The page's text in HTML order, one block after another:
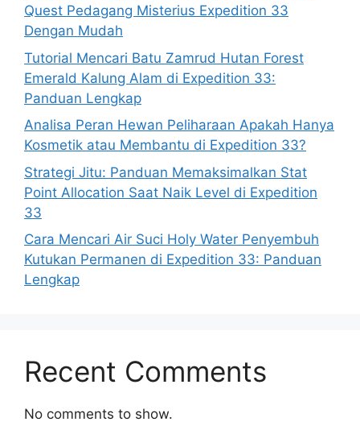
Quest Pedagang Misterius Expedition 33
Dengan Mudah
Tutorial Mencari Batu Zamrud Hutan Forest
Emerald Kalung Alam di Expedition 33:
Panduan Lengkap
Analisa Peran Hewan Peliharaan Apakah Hanya
Kosmetik atau Membantu di Expedition 33?
Strategi Jitu: Panduan Memaksimalkan Stat
Point Allocation Saat Naik Level di Expedition
33
Cara Mencari Air Suci Holy Water Penyembuh
Kutukan Permanen di Expedition 33: Panduan
Lengkap
Recent Comments
No comments to show.